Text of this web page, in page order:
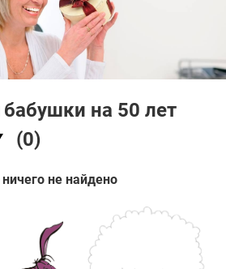
на 50 лет
(0)
не найдено